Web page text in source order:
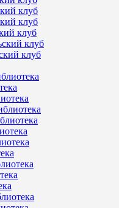
клуб
клуб
клуб
клуб
клуб